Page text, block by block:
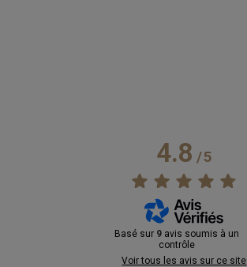
4.8/5
Basé sur 9 avis soumis à un
contrôle
Voir tous les avis sur ce site